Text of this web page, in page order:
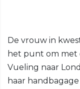
De vrouw in
het punt om met
Vueling naar
haar